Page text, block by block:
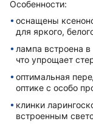
Особенности:
оснащены
для яркого,
лампа встроена
что упрощает
оптимальная
оптике с особо
клинки
встроенным